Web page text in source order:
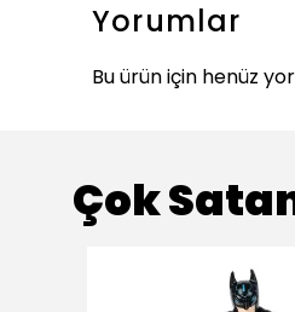
Yorumlar
Bu ürün için henüz
Çok